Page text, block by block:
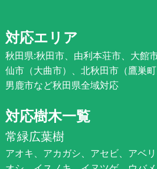
対応エリア
秋田県:秋田市、由利本荘市、大館
仙市（大曲市）、北秋田市（鷹巣町
男鹿市など秋田県全域対応
対応樹木一覧
常緑広葉樹
アオキ、アカガシ、アセビ、アベ